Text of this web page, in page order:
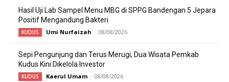
Hasil Uji Lab Sampel Menu MBG di SPPG Bandengan 5 Jepara
Positif Mengandung Bakteri
KUDUS Umi Nurfaizah - 08/08/2026
Sepi Pengunjung dan Terus Merugi, Dua Wisata Pemkab
Kudus Kini Dikelola Investor
KUDUS Kaerul Umam - 08/08/2026